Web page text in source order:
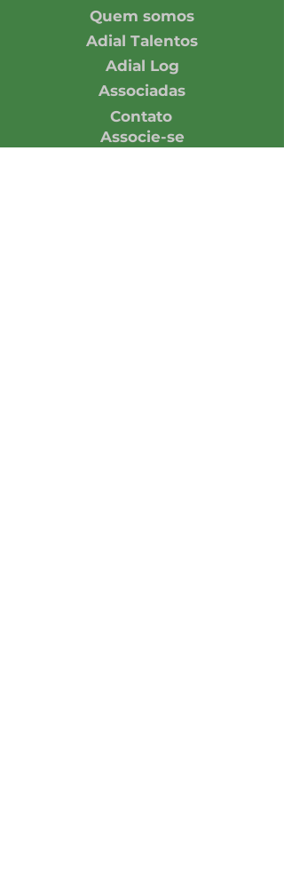
Quem somos
Adial Talentos
Adial Log
Associadas
Contato
Associe-se